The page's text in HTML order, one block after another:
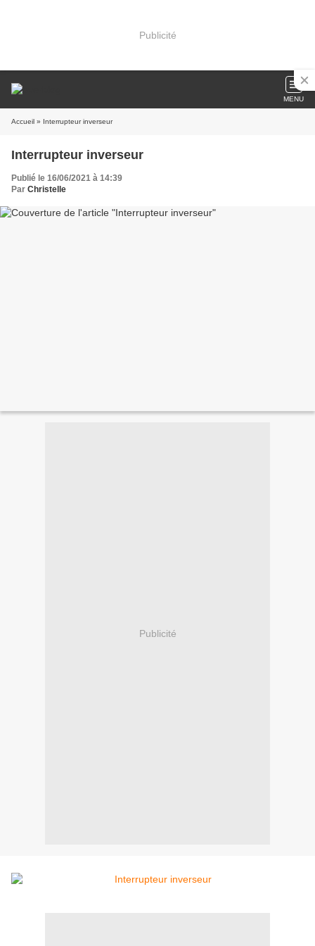
Publicité
MENU
Accueil » Interrupteur inverseur
Interrupteur inverseur
Publié le 16/06/2021 à 14:39
Par Christelle
Publicité